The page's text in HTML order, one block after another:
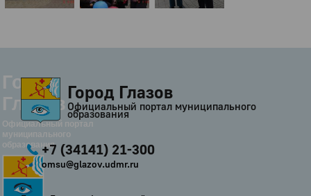
Город
Глазов
Официальный портал
муниципального
образования
Город Глазов
Официальный портал муниципального
образования
+7 (34141) 21-300
omsu@glazov.udmr.ru